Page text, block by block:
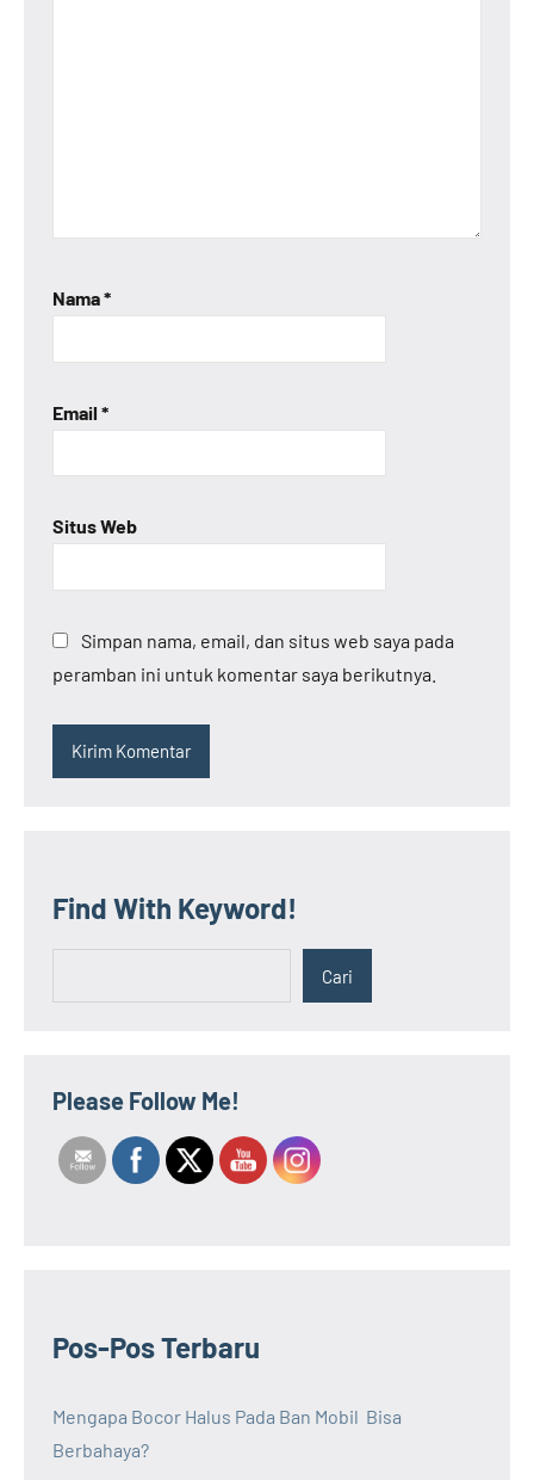
Nama*
Email *
Situs Web
Simpan nama, email, dan situs web saya pada
peramban ini untuk komentar saya berikutnya.
Find With Keyword!
Cari
Please Follow Me!
Pos-Pos Terbaru
Mengapa Bocor Halus Pada Ban Mobil Bisa
Berbahaya?